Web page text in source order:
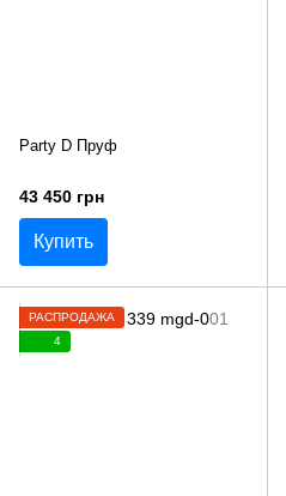
Party D Пруф
43 450 грн
Купить
РАСПРОДАЖА
4